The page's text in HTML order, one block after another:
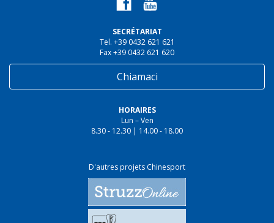
SECRÉTARIAT
Tel. +39 0432 621 621
Fax +39 0432 621 620
Chiamaci
HORAIRES
Lun – Ven
8.30 - 12.30 | 14.00 - 18.00
D'autres projets Chinesport